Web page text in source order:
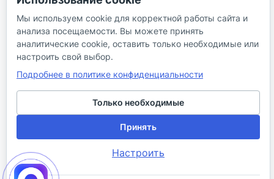
г. Краснодар (Центр),
ул. Чкалова, 167
© 2026 ИП Сибирцев И. В.
Политика в отношении песональных
данных
Мы используем cookie для корректной работы сайта и
анализа посещаемости. Вы можете принять
аналитические cookie, оставить только необходимые или
настроить свой выбор.
Подробнее в политике конфиденциальности
Только необходимые
Принять
Настроить